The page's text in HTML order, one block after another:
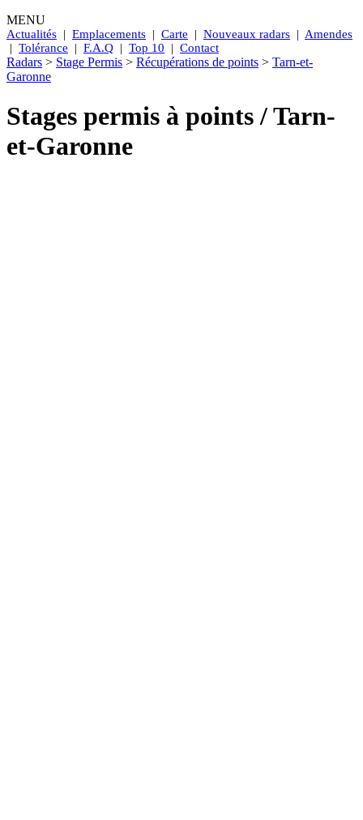
MENU
Actualités | Emplacements | Carte | Nouveaux radars | Amendes
| Tolérance | F.A.Q | Top 10 | Contact
Radars > Stage Permis > Récupérations de points > Tarn-et-
Garonne
Stages permis à points / Tarn-
et-Garonne